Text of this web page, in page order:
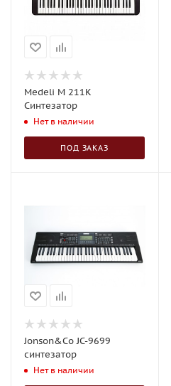
Medeli М 211K
Синтезатор
Нет в наличии
ПОД ЗАКАЗ
Jonson&Co JC-9699
синтезатор
Нет в наличии